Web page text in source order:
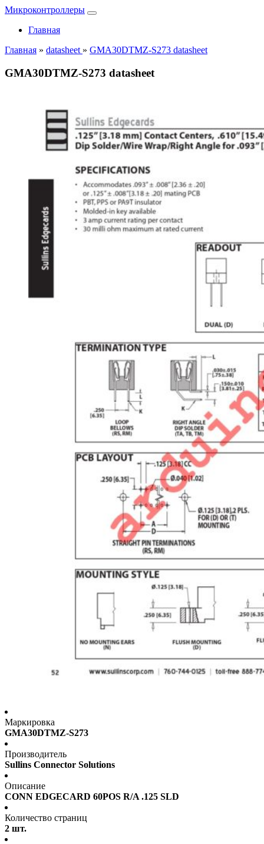
Микроконтроллеры
Главная
Главная » datasheet » GMA30DTMZ-S273 datasheet
GMA30DTMZ-S273 datasheet
Маркировка
GMA30DTMZ-S273
Производитель
Sullins Connector Solutions
Описание
CONN EDGECARD 60POS R/A .125 SLD
Количество страниц
2 шт.